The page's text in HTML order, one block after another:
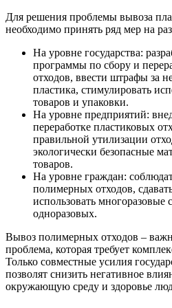
Для решения проблемы вывоза
необходимо принять ряд мер на
На уровне государства:
программы по сбору и
отходов, ввести штрафы за
пластика, стимулировать
товаров и упаковки.
На уровне предприятий:
переработке пластиковых
правильной утилизации
экологически безопасные
товаров.
На уровне граждан:
полимерных отходов,
использовать многоразовые
одноразовых.
Вывоз полимерных отходов –
проблема, которая требует
Только совместные усилия
позволят снизить негативное
окружающую среду и здоровье